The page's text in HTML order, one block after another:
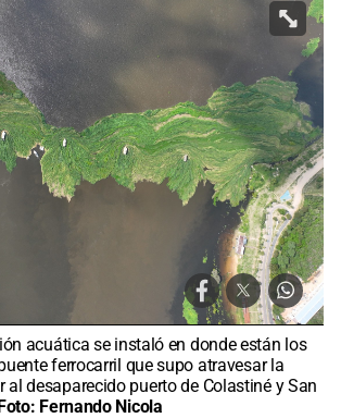
acuática se instaló en donde están los
ferrocarril que supo atravesar la
al desaparecido puerto de Colastiné y San
Fernando Nicola